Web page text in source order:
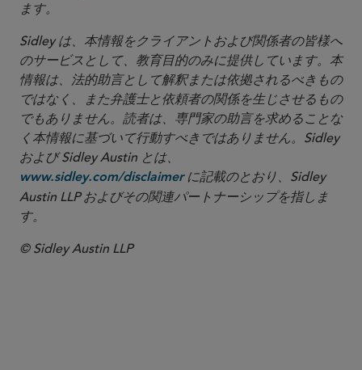
ます。
Sidley は、本情報をクライアントおよび関係者の皆様へ
のサービスとして、教育目的のみに提供しています。本
情報は、法的助言として解釈または依拠されるべきもの
ではなく、また弁護士と依頼者の関係を生じさせるもの
でもありません。読者は、専門家の助言を求めることな
く本情報に基づいて行動すべきではありません。Sidley
および Sidley Austin とは、
www.sidley.com/disclaimerに記載のとおり、Sidley
Austin LLP およびその関連パートナーシップを指しま
す。
© Sidley Austin LLP